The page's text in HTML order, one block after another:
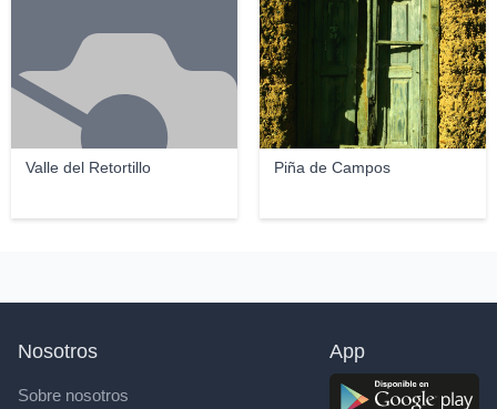
Valle del Retortillo Piña de Campos
Nosotros
Sobre nosotros
App